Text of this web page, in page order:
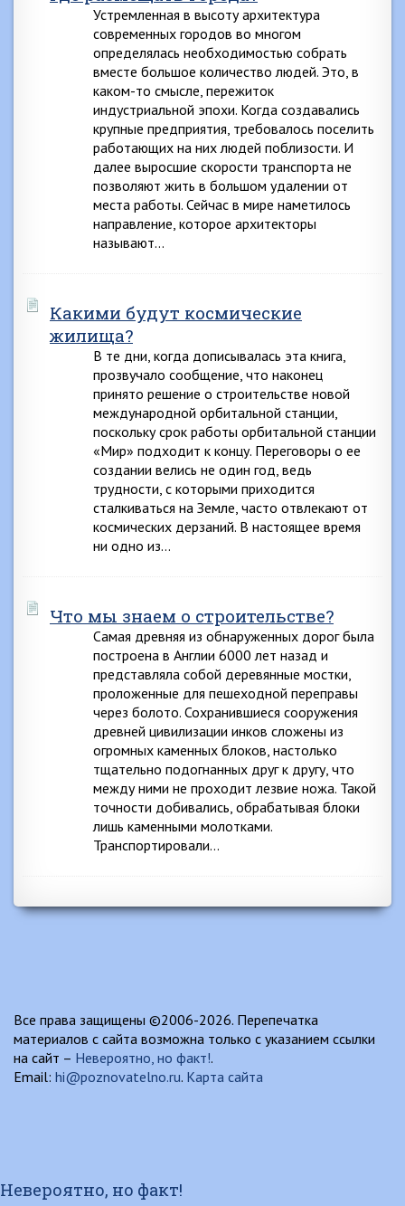
Устремленная в высоту архитектура
современных городов во многом
определялась необходимостью собрать
вместе большое количество людей. Это, в
каком-то смысле, пережиток
индустриальной эпохи. Когда создавались
крупные предприятия, требовалось поселить
работающих на них людей поблизости. И
далее выросшие скорости транспорта не
позволяют жить в большом удалении от
места работы. Сейчас в мире наметилось
направление, которое архитекторы
называют…
Какими будут космические
жилища?
В те дни, когда дописывалась эта книга,
прозвучало сообщение, что наконец
принято решение о строительстве новой
международной орбитальной станции,
поскольку срок работы орбитальной станции
«Мир» подходит к концу. Переговоры о ее
создании велись не один год, ведь
трудности, с которыми приходится
сталкиваться на Земле, часто отвлекают от
космических дерзаний. В настоящее время
ни одно из…
Что мы знаем о строительстве?
Самая древняя из обнаруженных дорог была
построена в Англии 6000 лет назад и
представляла собой деревянные мостки,
проложенные для пешеходной переправы
через болото. Сохранившиеся сооружения
древней цивилизации инков сложены из
огромных каменных блоков, настолько
тщательно подогнанных друг к другу, что
между ними не проходит лезвие ножа. Такой
точности добивались, обрабатывая блоки
лишь каменными молотками.
Транспортировали…
Все права защищены ©2006-2026. Перепечатка
материалов с сайта возможна только с указанием ссылки
на сайт – Невероятно, но факт!.
Email: hi@poznovatelno.ru. Карта сайта
Невероятно, но факт!